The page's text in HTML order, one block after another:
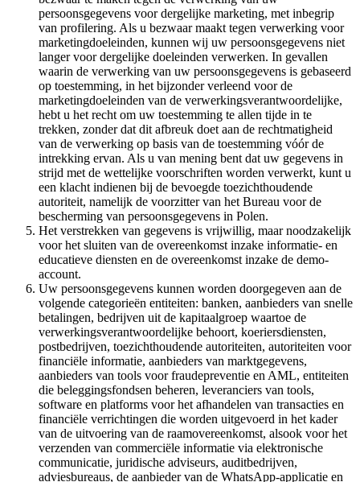
persoonsgegevens voor dergelijke marketing, met inbegrip
van profilering. Als u bezwaar maakt tegen verwerking voor
marketingdoeleinden, kunnen wij uw persoonsgegevens niet
langer voor dergelijke doeleinden verwerken. In gevallen
waarin de verwerking van uw persoonsgegevens is gebaseerd
op toestemming, in het bijzonder verleend voor de
marketingdoeleinden van de verwerkingsverantwoordelijke,
hebt u het recht om uw toestemming te allen tijde in te
trekken, zonder dat dit afbreuk doet aan de rechtmatigheid
van de verwerking op basis van de toestemming vóór de
intrekking ervan. Als u van mening bent dat uw gegevens in
strijd met de wettelijke voorschriften worden verwerkt, kunt u
een klacht indienen bij de bevoegde toezichthoudende
autoriteit, namelijk de voorzitter van het Bureau voor de
bescherming van persoonsgegevens in Polen.
Het verstrekken van gegevens is vrijwillig, maar noodzakelijk
voor het sluiten van de overeenkomst inzake informatie- en
educatieve diensten en de overeenkomst inzake de demo-
account.
Uw persoonsgegevens kunnen worden doorgegeven aan de
volgende categorieën entiteiten: banken, aanbieders van snelle
betalingen, bedrijven uit de kapitaalgroep waartoe de
verwerkingsverantwoordelijke behoort, koeriersdiensten,
postbedrijven, toezichthoudende autoriteiten, autoriteiten voor
financiële informatie, aanbieders van marktgegevens,
aanbieders van tools voor fraudepreventie en AML, entiteiten
die beleggingsfondsen beheren, leveranciers van tools,
software en platforms voor het afhandelen van transacties en
financiële verrichtingen die worden uitgevoerd in het kader
van de uitvoering van de raamovereenkomst, alsook voor het
verzenden van commerciële informatie via elektronische
communicatie, juridische adviseurs, auditbedrijven,
adviesbureaus, de aanbieder van de WhatsApp-applicatie en